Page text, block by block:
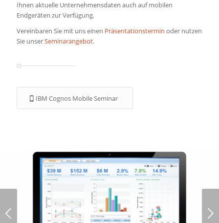
Ihnen aktuelle Unternehmensdaten auch auf mobilen
Endgeräten zur Verfügung.
Vereinbaren Sie mit uns einen Präsentationstermin oder nutzen
Sie unserSeminarangebot.
IBM Cognos Mobile Seminar
Weiter